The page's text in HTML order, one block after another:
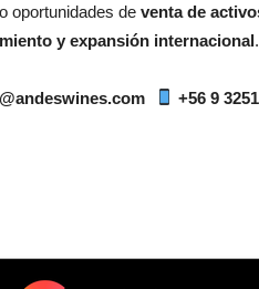
oportunidades de venta de
y expansión internacional.
+56 9